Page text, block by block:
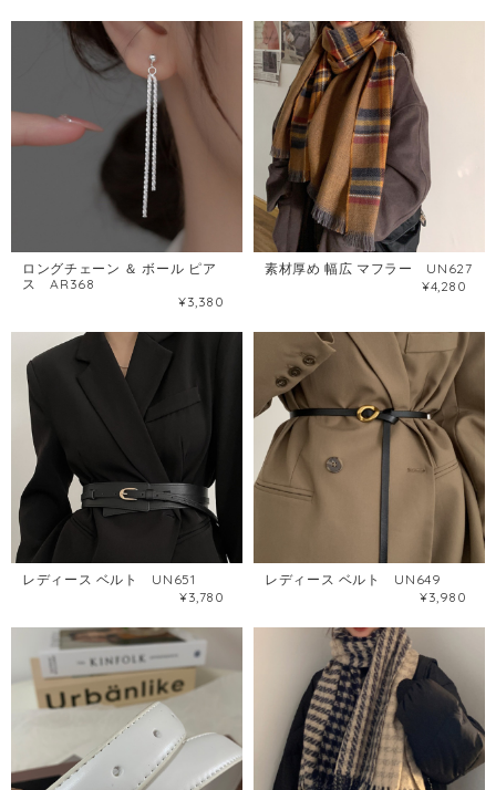
ロングチェーン ＆ ボール ピア
ス AR368
¥3,380
素材厚め 幅広 マフラー UN627
¥4,280
レディース ベルト UN651
¥3,780
レディース ベルト UN649
¥3,980